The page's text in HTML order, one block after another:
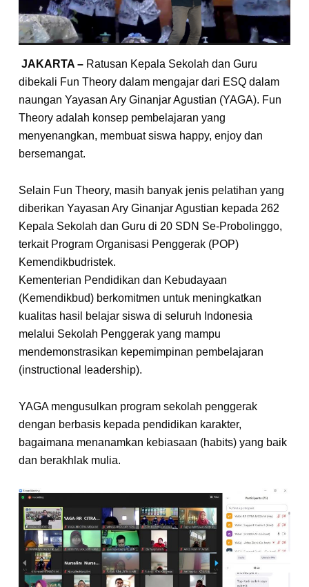
JAKARTA –Ratusan Kepala Sekolah dan Guru
dibekali Fun Theory dalam mengajar dari ESQ dalam
naungan Yayasan Ary Ginanjar Agustian (YAGA). Fun
Theory adalah konsep pembelajaran yang
menyenangkan, membuat siswa happy, enjoy dan
bersemangat.
Selain Fun Theory, masih banyak jenis pelatihan yang
diberikan Yayasan Ary Ginanjar Agustian kepada 262
Kepala Sekolah dan Guru di 20 SDN Se-Probolinggo,
terkait Program Organisasi Penggerak (POP)
Kemendikbudristek.
Kementerian Pendidikan dan Kebudayaan
(Kemendikbud) berkomitmen untuk meningkatkan
kualitas hasil belajar siswa di seluruh Indonesia
melalui Sekolah Penggerak yang mampu
mendemonstrasikan kepemimpinan pembelajaran
(instructional leadership).
YAGA mengusulkan program sekolah penggerak
dengan berbasis kepada pendidikan karakter,
bagaimana menanamkan kebiasaan (habits) yang baik
dan berakhlak mulia.